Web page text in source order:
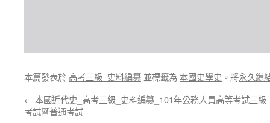
本篇發表於 高考三級_史料編纂 並標籤為本國史學史 。將永久鏈
← 本國近代史_高考三級_史料編纂_101年公務人員高等考試三級
考試暨普通考試